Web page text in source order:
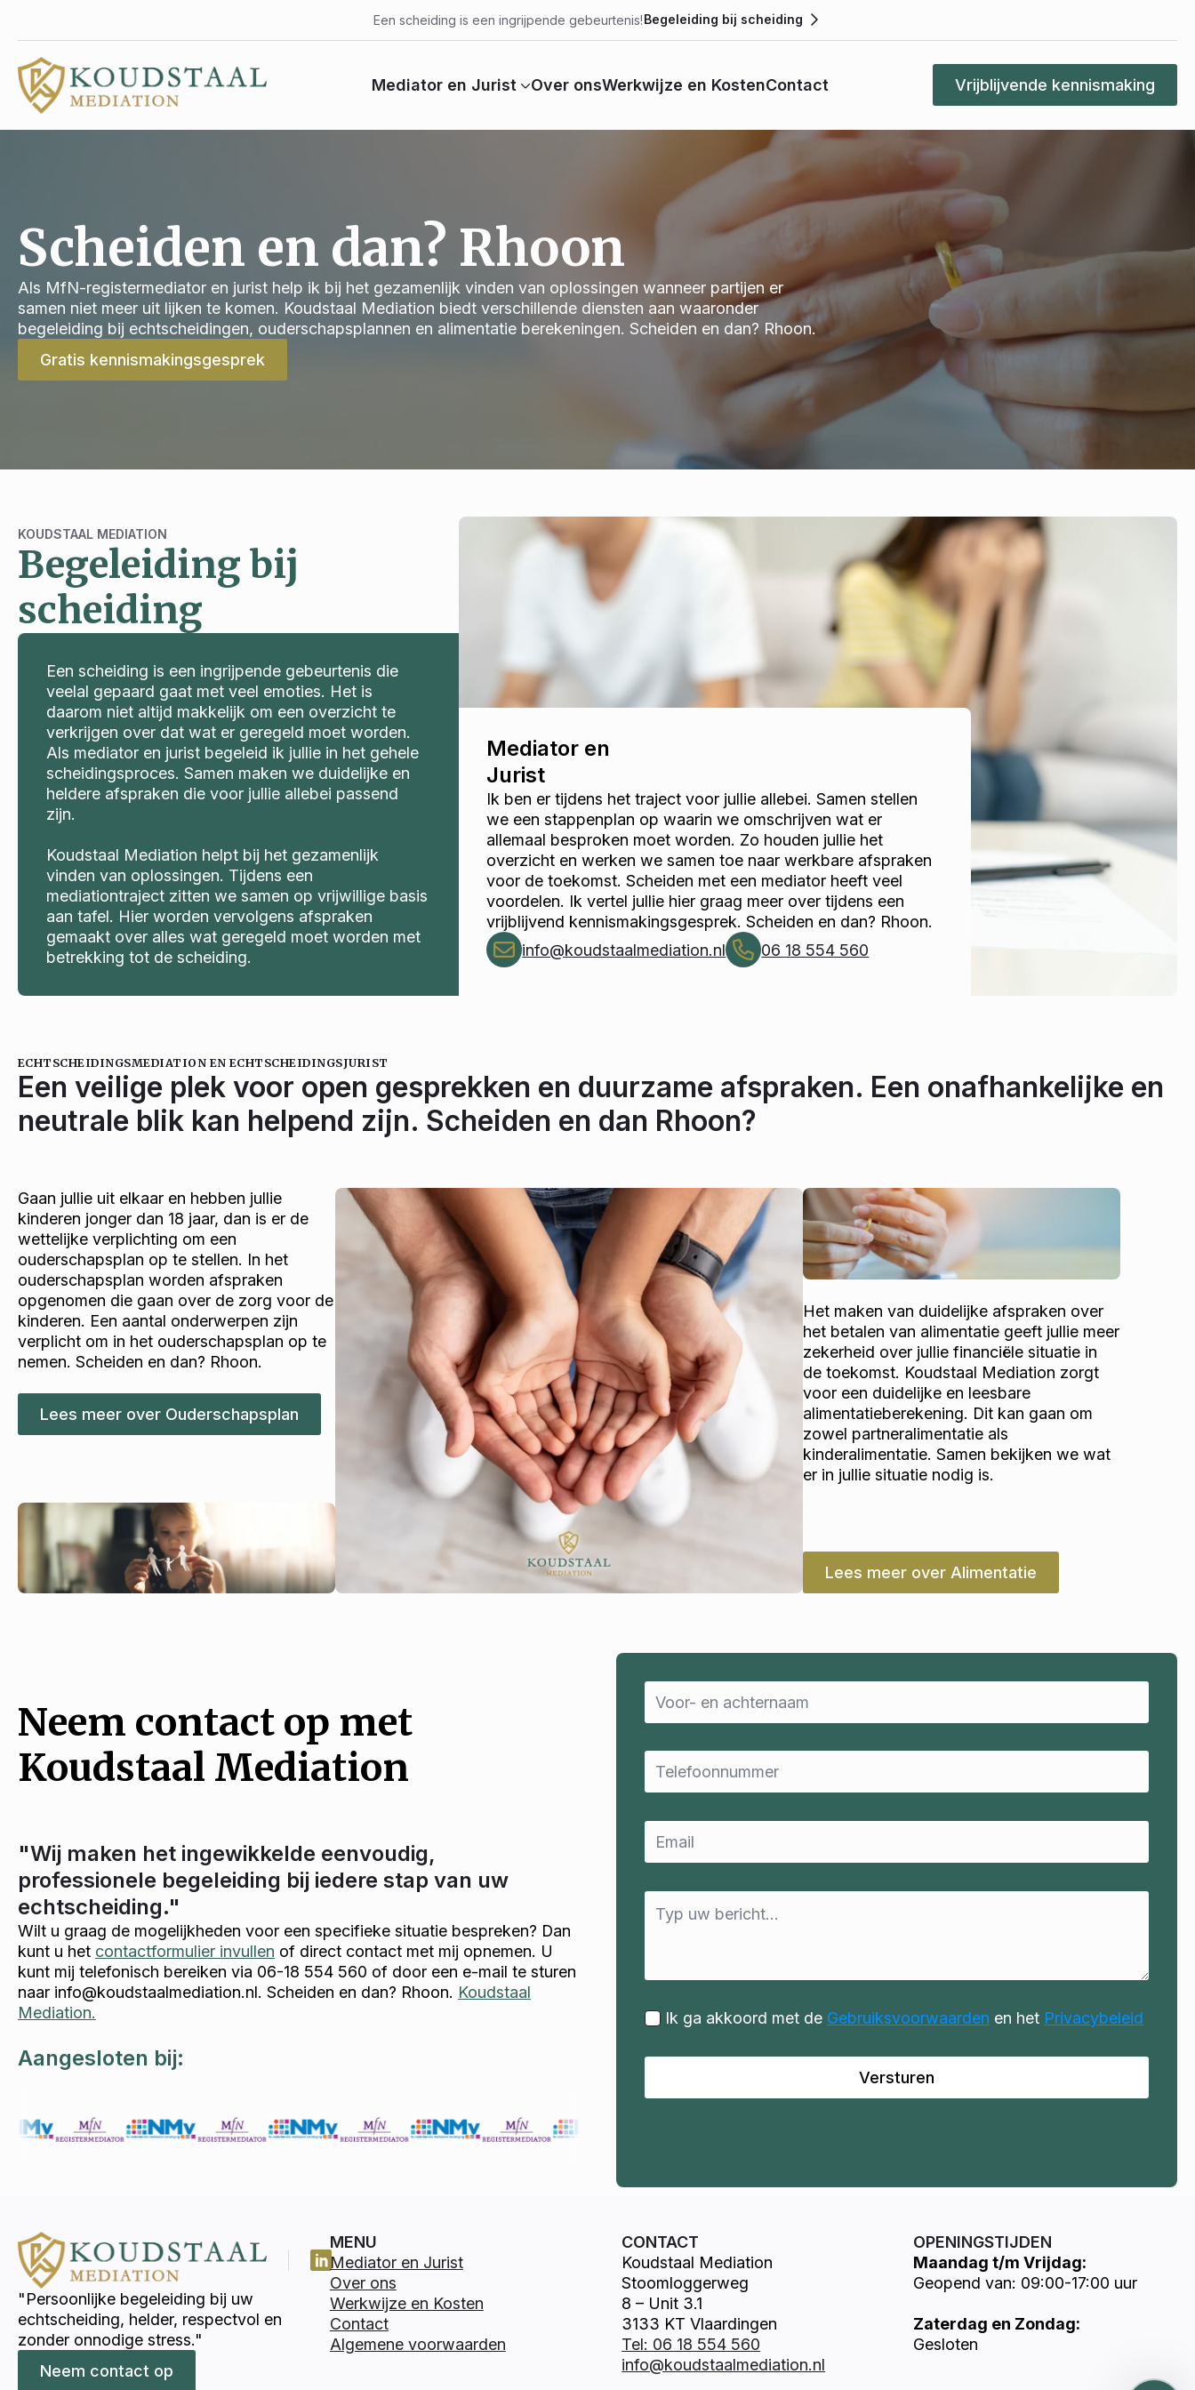
Een scheiding is een ingrijpende gebeurtenis!Begeleiding bij scheiding
Mediator en Jurist Over onsWerkwijze en KostenContact Vrijblijvende kennismaking
Scheiden en dan? Rhoon
Als MfN-registermediator en jurist help ik bij het gezamenlijk vinden van oplossingen wanneer partijen er
samen niet meer uit lijken te komen. Koudstaal Mediation biedt verschillende diensten aan waaronder
begeleiding bij echtscheidingen, ouderschapsplannen en alimentatie berekeningen. Scheiden en dan? Rhoon.
Gratis kennismakingsgesprek
KOUDSTAAL MEDIATION
Begeleiding bij
scheiding
Een scheiding is een ingrijpende gebeurtenis die
veelal gepaard gaat met veel emoties. Het is
daarom niet altijd makkelijk om een overzicht te
verkrijgen over dat wat er geregeld moet worden.
Als mediator en jurist begeleid ik jullie in het gehele
scheidingsproces. Samen maken we duidelijke en
heldere afspraken die voor jullie allebei passend
zijn.
Koudstaal Mediation helpt bij het gezamenlijk
vinden van oplossingen. Tijdens een
mediationtraject zitten we samen op vrijwillige basis
aan tafel. Hier worden vervolgens afspraken
gemaakt over alles wat geregeld moet worden met
betrekking tot de scheiding.
Mediator en
Jurist
Ik ben er tijdens het traject voor jullie allebei. Samen stellen
we een stappenplan op waarin we omschrijven wat er
allemaal besproken moet worden. Zo houden jullie het
overzicht en werken we samen toe naar werkbare afspraken
voor de toekomst. Scheiden met een mediator heeft veel
voordelen. Ik vertel jullie hier graag meer over tijdens een
vrijblijvend kennismakingsgesprek. Scheiden en dan? Rhoon.
info@koudstaalmediation.nl
06 18 554 560
ECHTSCHEIDINGSMEDIATION EN ECHTSCHEIDINGSJURIST
Een veilige plek voor open gesprekken en duurzame afspraken. Een onafhankelijke en
neutrale blik kan helpend zijn. Scheiden en dan Rhoon?
Gaan jullie uit elkaar en hebben jullie
kinderen jonger dan 18 jaar, dan is er de
wettelijke verplichting om een
ouderschapsplan op te stellen. In het
ouderschapsplan worden afspraken
opgenomen die gaan over de zorg voor de
kinderen. Een aantal onderwerpen zijn
verplicht om in het ouderschapsplan op te
nemen. Scheiden en dan? Rhoon.
Lees meer over Ouderschapsplan
Het maken van duidelijke afspraken over
het betalen van alimentatie geeft jullie meer
zekerheid over jullie financiële situatie in
de toekomst. Koudstaal Mediation zorgt
voor een duidelijke en leesbare
alimentatieberekening. Dit kan gaan om
zowel partneralimentatie als
kinderalimentatie. Samen bekijken we wat
er in jullie situatie nodig is.
Lees meer over Alimentatie
Neem contact op met
Koudstaal Mediation
"Wij maken het ingewikkelde eenvoudig,
professionele begeleiding bij iedere stap van uw
echtscheiding."
Wilt u graag de mogelijkheden voor een specifieke situatie bespreken? Dan
kunt u het contactformulier invullen of direct contact met mij opnemen. U
kunt mij telefonisch bereiken via 06-18 554 560 of door een e-mail te sturen
naar info@koudstaalmediation.nl. Scheiden en dan? Rhoon. Koudstaal
Mediation.
Aangesloten bij:
Name
*
Email
Email
Message
Ik ga akkoord met de Gebruiksvoorwaarden en het Privacybeleid
Versturen
"Persoonlijke begeleiding bij uw
echtscheiding, helder, respectvol en
zonder onnodige stress."
Neem contact op
MENU
Mediator en Jurist
Over ons
Werkwijze en Kosten
Contact
Algemene voorwaarden
CONTACT
Koudstaal Mediation
Stoomloggerweg
8 – Unit 3.1
3133 KT Vlaardingen
Tel: 06 18 554 560
info@koudstaalmediation.nl
OPENINGSTIJDEN
Maandag t/m Vrijdag:
Geopend van: 09:00-17:00 uur
Zaterdag en Zondag:
Gesloten